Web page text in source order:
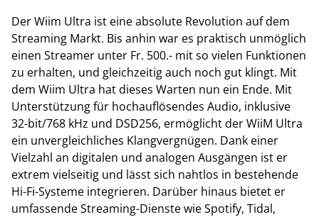
Der Wiim Ultra ist eine absolute Revolution auf dem
Streaming Markt. Bis anhin war es praktisch unmöglich
einen Streamer unter Fr. 500.- mit so vielen Funktionen
zu erhalten, und gleichzeitig auch noch gut klingt. Mit
dem Wiim Ultra hat dieses Warten nun ein Ende. Mit
Unterstützung für hochauflösendes Audio, inklusive
32-bit/768 kHz und DSD256, ermöglicht der WiiM Ultra
ein unvergleichliches Klangvergnügen. Dank einer
Vielzahl an digitalen und analogen Ausgängen ist er
extrem vielseitig und lässt sich nahtlos in bestehende
Hi-Fi-Systeme integrieren. Darüber hinaus bietet er
umfassende Streaming-Dienste wie Spotify, Tidal,